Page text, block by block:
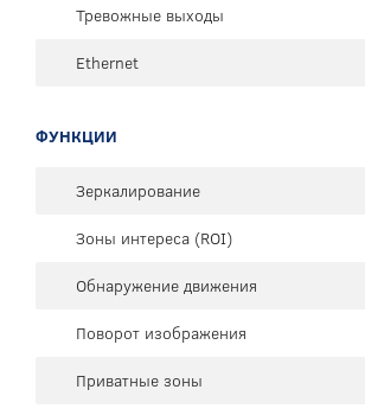
Тревожные выходы
Ethernet
ФУНКЦИИ
Зеркалирование
Зоны интереса (ROI)
Обнаружение движения
Поворот изображения
Приватные зоны